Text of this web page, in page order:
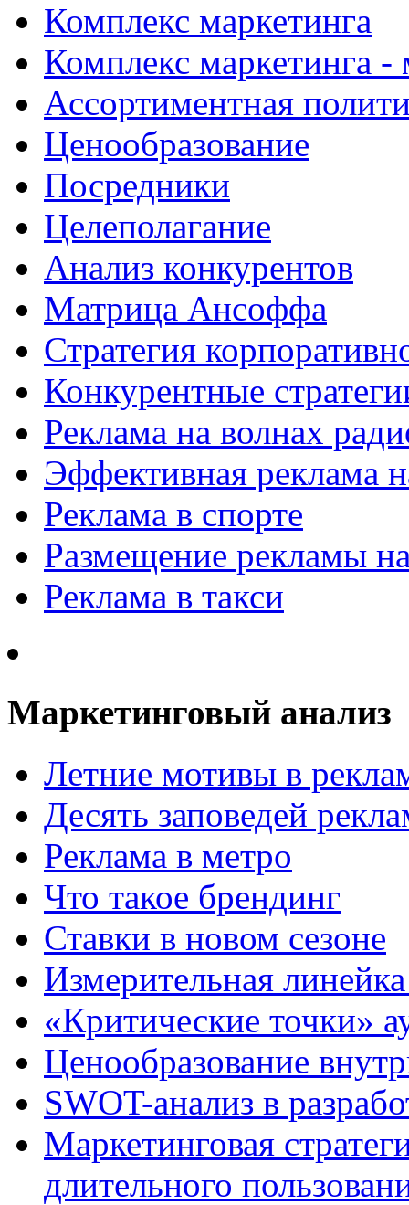
Комплекс маркетинга
Комплекс маркетинга
Ассортиментная
Ценообразование
Посредники
Целеполагание
Анализ конкурентов
Матрица Ансоффа
Стратегия
Конкурентные
Реклама на волнах
Эффективная реклама
Реклама в спорте
Размещение рекламы
Реклама в такси
Маркетинговый анализ
Летние мотивы в
Десять заповедей
Реклама в метро
Что такое брендинг
Ставки в новом сезоне
Измерительная
«Критические точки»
Ценообразование
SWOT-анализ в
Маркетинговая
длительного